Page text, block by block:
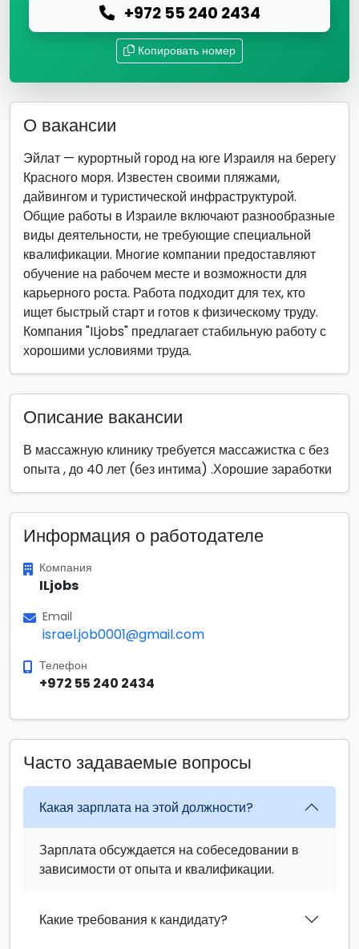
+972 55 240 2434
Копировать номер
О вакансии
Эйлат — курортный город на юге Израиля на берегу
Красного моря. Известен своими пляжами,
дайвингом и туристической инфраструктурой.
Общие работы в Израиле включают разнообразные
виды деятельности, не требующие специальной
квалификации. Многие компании предоставляют
обучение на рабочем месте и возможности для
карьерного роста. Работа подходит для тех, кто
ищет быстрый старт и готов к физическому труду.
Компания "ILjobs" предлагает стабильную работу с
хорошими условиями труда.
Описание вакансии
В массажную клинику требуется массажистка с без
опыта , до 40 лет (без интима) .Хорошие заработки
Информация о работодателе
Компания
ILjobs
Email
israel.job0001@gmail.com
Телефон
+972 55 240 2434
Часто задаваемые вопросы
Какая зарплата на этой должности?
Зарплата обсуждается на собеседовании в
зависимости от опыта и квалификации.
Какие требования к кандидату?